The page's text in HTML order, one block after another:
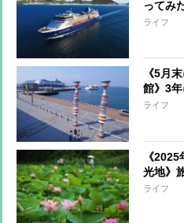
ってみ
コース
ライフ
《5月
館》3
「瀬戸
ライフ
《
光地》
「秋田
ライフ